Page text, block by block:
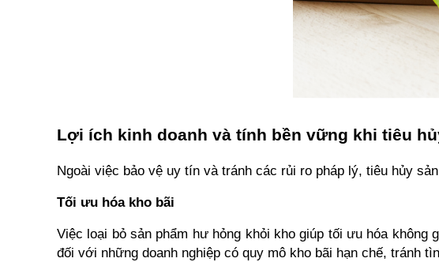
Lợi ích kinh doanh và tính bền vững khi tiêu
Ngoài việc bảo vệ uy tín và tránh các rủi ro pháp lý, tiêu hủy
Tối ưu hóa kho bãi
Việc loại bỏ sản phẩm hư hỏng khỏi kho giúp tối ưu hóa
đối với những doanh nghiệp có quy mô kho bãi hạn chế, tránh